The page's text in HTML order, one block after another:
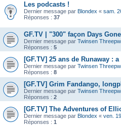
Les podcasts !
Dernier message par Blondex « sam.
Réponses : 37
GF.TV | "300" façon Days
Dernier message par Twinsen
Réponses : 5
[GF.TV] 25 ans de Runaway :
Dernier message par Twinsen
Réponses : 8
[GF.TV] Grim Fandango,
Dernier message par Twinsen
Réponses : 2
[GF.TV] The Adventures of
Dernier message par Blondex « ven.
Réponses : 1